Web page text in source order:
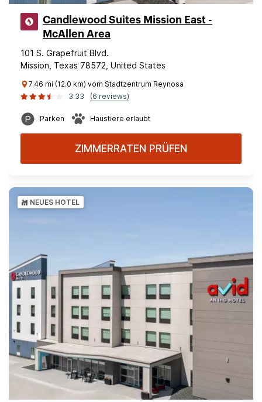
Candlewood Suites Mission East -
McAllen Area
101 S. Grapefruit Blvd.
Mission, Texas 78572, United States
7.46 mi (12.0 km) vom Stadtzentrum Reynosa
3.33
(6 reviews)
Parken Haustiere erlaubt
ZIMMERRATEN PRÜFEN
NEUES HOTEL